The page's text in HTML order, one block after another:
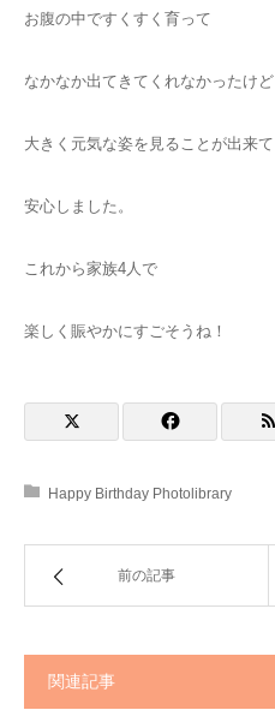
お腹の中ですくすく育って
なかなか出てきてくれなかったけど
大きく元気な姿を見ることが出来て
安心しました。
これから家族4人で
楽しく賑やかにすごそうね！
Happy Birthday Photolibrary
前の記事
関連記事